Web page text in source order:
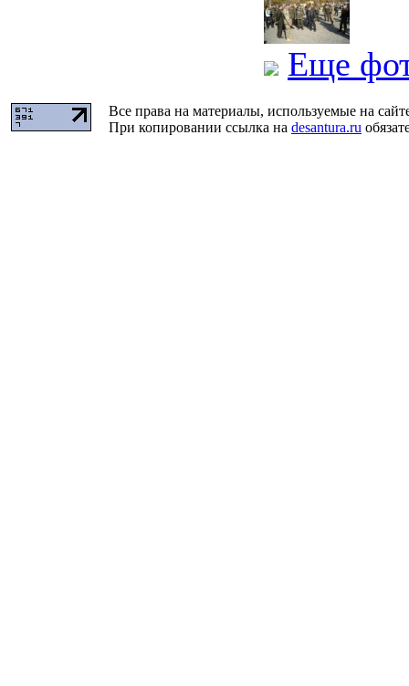
Еще
Все права на материалы, используемые на
При копировании ссылка на desantura.ru